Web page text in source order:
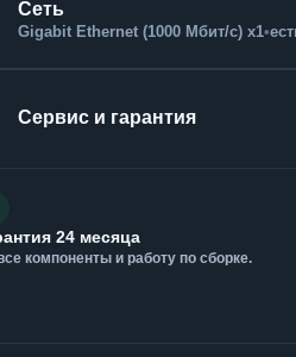
Сеть
Gigabit Ethernet (1000 Мбит/с) x1•
Сервис и гарантия
24 месяца
компоненты и работу по сборке.